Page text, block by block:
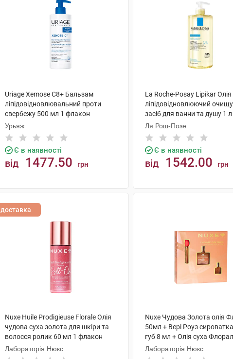
Uriage Xemose C8+ Бальзам
ліпідовідновлювальний проти
свербежу 500 мл 1 флакон
Урьяж
Є в наявності
від 1477.50 грн
La Roche-Posay Lipikar Олія
ліпідовідновлюючий
засіб для ванни та душу 1
флакон
Ля Рош-Позе
Є в наявності
від 1542.00 грн
доставка
Nuxe Huile Prodigieuse Florale Олія
чудова суха золота для шкіри та
волосся ролик 60 мл 1 флакон
Лабораторія Нюкс
Nuxe Чудова Золота олія
50мл + Вері Роуз
губ 8 мл + Олія суха
1 набір
Лабораторія Нюкс